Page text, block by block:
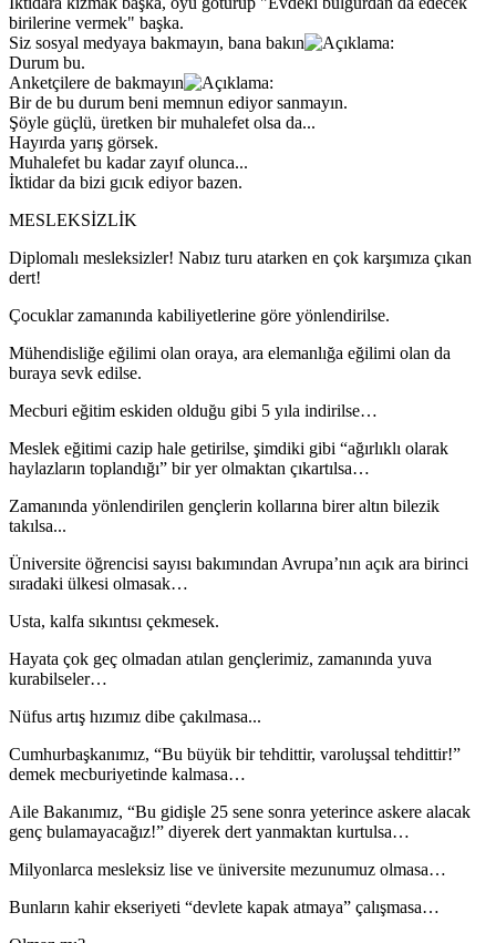
birilerine vermek" başka.
Siz sosyal medyaya bakmayın, bana bakın
Durum bu.
Anketçilere de bakmayın
Bir de bu durum beni memnun ediyor sanmayın.
Şöyle güçlü, üretken bir muhalefet olsa da...
Hayırda yarış görsek.
Muhalefet bu kadar zayıf olunca...
İktidar da bizi gıcık ediyor bazen.
MESLEKSİZLİK
Diplomalı mesleksizler! Nabız turu atarken en çok karşımıza çıkan
dert!
Çocuklar zamanında kabiliyetlerine göre yönlendirilse.
Mühendisliğe eğilimi olan oraya, ara elemanlığa eğilimi olan da
buraya sevk edilse.
Mecburi eğitim eskiden olduğu gibi 5 yıla indirilse…
Meslek eğitimi cazip hale getirilse, şimdiki gibi “ağırlıklı olarak
haylazların toplandığı” bir yer olmaktan çıkartılsa…
Zamanında yönlendirilen gençlerin kollarına birer altın bilezik
takılsa...
Üniversite öğrencisi sayısı bakımından Avrupa’nın açık ara birinci
sıradaki ülkesi olmasak…
Usta, kalfa sıkıntısı çekmesek.
Hayata çok geç olmadan atılan gençlerimiz, zamanında yuva
kurabilseler…
Nüfus artış hızımız dibe çakılmasa...
Cumhurbaşkanımız, “Bu büyük bir tehdittir, varoluşsal tehdittir!”
demek mecburiyetinde kalmasa…
Aile Bakanımız, “Bu gidişle 25 sene sonra yeterince askere alacak
genç bulamayacağız!” diyerek dert yanmaktan kurtulsa…
Milyonlarca mesleksiz lise ve üniversite mezunumuz olmasa…
Bunların kahir ekseriyeti “devlete kapak atmaya” çalışmasa…